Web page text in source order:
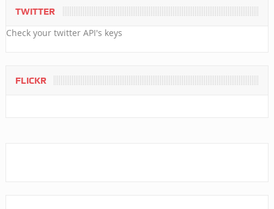
TWITTER
Check your twitter API's keys
FLICKR